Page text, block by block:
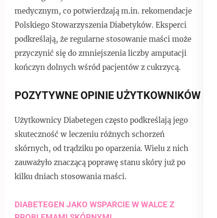
medycznym, co potwierdzają m.in. rekomendacje
Polskiego Stowarzyszenia Diabetyków. Eksperci
podkreślają, że regularne stosowanie maści może
przyczynić się do zmniejszenia liczby amputacji
kończyn dolnych wśród pacjentów z cukrzycą.
POZYTYWNE OPINIE UŻYTKOWNIKÓW
Użytkownicy Diabetegen często podkreślają jego
skuteczność w leczeniu różnych schorzeń
skórnych, od trądziku po oparzenia. Wielu z nich
zauważyło znaczącą poprawę stanu skóry już po
kilku dniach stosowania maści.
DIABETEGEN JAKO WSPARCIE W WALCE Z